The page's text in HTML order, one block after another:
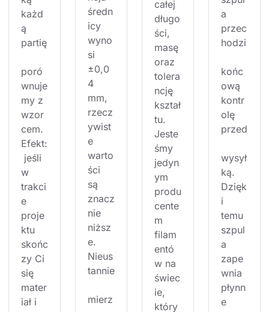
każd
ą
partię
poró
wnuje
my z
wzor
cem.
Efekt:
jeśli
w
trakci
e
proje
ktu
skońc
zy Ci
się
mater
iał i
średn
icy
wyno
si
±0,0
4
mm,
rzecz
ywist
e
warto
ści
są
znacz
nie
niższ
e.
Nieus
tannie
mierz
całej
długo
ści,
masę
oraz
tolera
ncję
kształ
tu.
Jeste
śmy
jedyn
ym
produ
cente
m
filam
entó
w na
świec
ie,
który
a
przec
hodzi
końc
ową
kontr
olę
przed
wysył
ką.
Dzięk
i
temu
szpul
a
zape
wnia
płynn
e